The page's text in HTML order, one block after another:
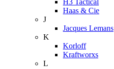
H3 Tactical
Haas & Cie
J
Jacques Lemans
K
Korloff
Kraftworxs
L